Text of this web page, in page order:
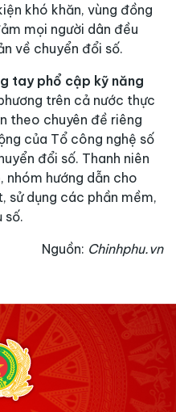
khó khăn, vùng đồng
mọi người dân đều
về chuyển đổi số.
tay phổ cập kỹ năng
trên cả nước thực
theo chuyên đề riêng
của Tổ công nghệ số
đổi số. Thanh niên
nhóm hướng dẫn cho
sử dụng các phần mềm,
số.
Nguồn: Chinhphu.vn